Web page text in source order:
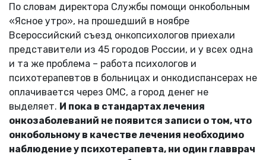
По словам директора Службы помощи онкобольным
«Ясное утро», на прошедший в ноябре
Всероссийский съезд онкопсихологов приехали
представители из 45 городов России, и у всех одна
и та же проблема – работа психологов и
психотерапевтов в больницах и онкодиспансерах не
оплачивается через ОМС, а город денег не
выделяет. И пока в стандартах лечения
онкозаболеваний не появится записи о том, что
онкобольному в качестве лечения необходимо
наблюдение у психотерапевта, ни один главврач